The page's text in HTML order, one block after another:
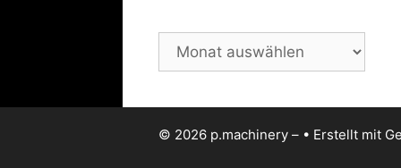
Archiv
© 2026 p.machinery – • Erstellt mit